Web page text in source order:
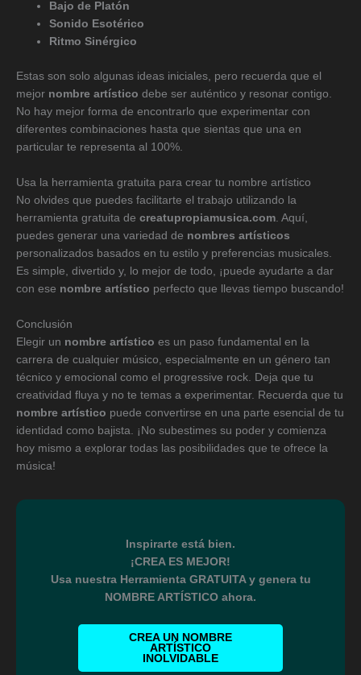
Bajo de Platón
Sonido Esotérico
Ritmo Sinérgico
Estas son solo algunas ideas iniciales, pero recuerda que el
mejor nombre artístico debe ser auténtico y resonar contigo.
No hay mejor forma de encontrarlo que experimentar con
diferentes combinaciones hasta que sientas que una en
particular te representa al 100%.
Usa la herramienta gratuita para crear tu nombre artístico
No olvides que puedes facilitarte el trabajo utilizando la
herramienta gratuita de creatupropiamusica.com . Aquí,
puedes generar una variedad de nombres artísticos
personalizados basados en tu estilo y preferencias musicales.
Es simple, divertido y, lo mejor de todo, ¡puede ayudarte a dar
con ese nombre artístico perfecto que llevas tiempo buscando!
Conclusión
Elegir un nombre artístico es un paso fundamental en la
carrera de cualquier músico, especialmente en un género tan
técnico y emocional como el progressive rock. Deja que tu
creatividad fluya y no te temas a experimentar. Recuerda que tu
nombre artístico puede convertirse en una parte esencial de tu
identidad como bajista. ¡No subestimes su poder y comienza
hoy mismo a explorar todas las posibilidades que te ofrece la
música!
Inspirarte está bien.
¡CREA ES MEJOR!
Usa nuestra Herramienta GRATUITA y genera tu
NOMBRE ARTÍSTICO ahora.
CREA UN NOMBRE
ARTÍSTICO
INOLVIDABLE